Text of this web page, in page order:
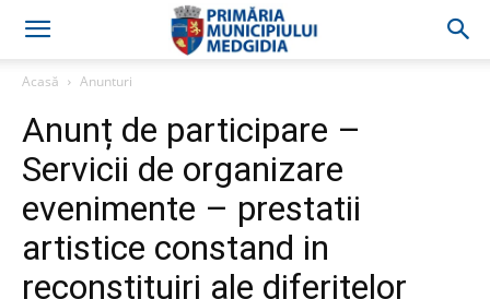
Acasă Anunturi
Anunț de participare –
Servicii de organizare
evenimente – prestatii
artistice constand in
reconstituiri ale diferitelor